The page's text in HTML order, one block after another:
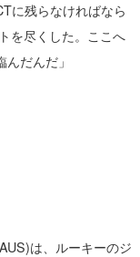
に残らなければなら
を尽くした。ここへ
だんだ」
は、ルーキーのジ